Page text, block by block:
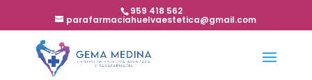
959 418 562
parafarmaciahuelvaestetica@gmail.com